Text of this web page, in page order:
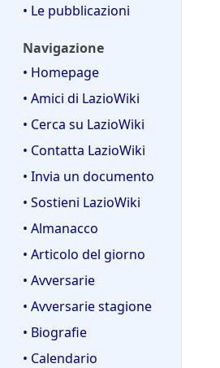
• Le pubblicazioni
Navigazione
• Homepage
• Amici di LazioWiki
• Cerca su LazioWiki
• Contatta LazioWiki
• Invia un documento
• Sostieni LazioWiki
• Almanacco
• Articolo del giorno
• Avversarie
• Avversarie stagione
• Biografie
• Calendario